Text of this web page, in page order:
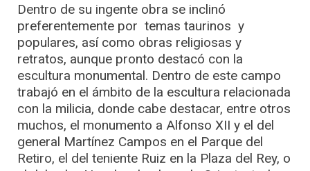
Dentro de su ingente obra se inclinó
preferentemente por temas taurinos y
populares, así como obras religiosas y
retratos, aunque pronto destacó con la
escultura monumental. Dentro de este campo
trabajó en el ámbito de la escultura relacionada
con la milicia, donde cabe destacar, entre otros
muchos, el monumento a Alfonso XII y el del
general Martínez Campos en el Parque del
Retiro, el del teniente Ruiz en la Plaza del Rey, o